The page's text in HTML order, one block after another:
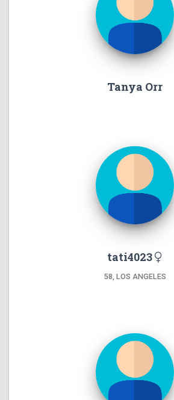
Tanya Orr
tati4023
58, LOS ANGELES